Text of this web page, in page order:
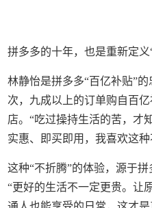
拼多多的十年，也是重新定义
林静怡是拼多多“百亿补贴”
次，九成以上的订单购自百
店。“吃过操持生活的苦，才
实惠、即买即用，我喜欢这种
这种“不折腾”的体验，源于
“更好的生活不一定更贵。让